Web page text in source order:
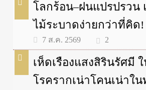
โลกร้อน–ฝนแปรปรวน
ไม้ระบาดง่ายกว่าที่คิด!
7 ส.ค. 2569 2
เห็ดเรืองแสงสิรินรัศมี
โรครากเน่าโคนเน่าใน